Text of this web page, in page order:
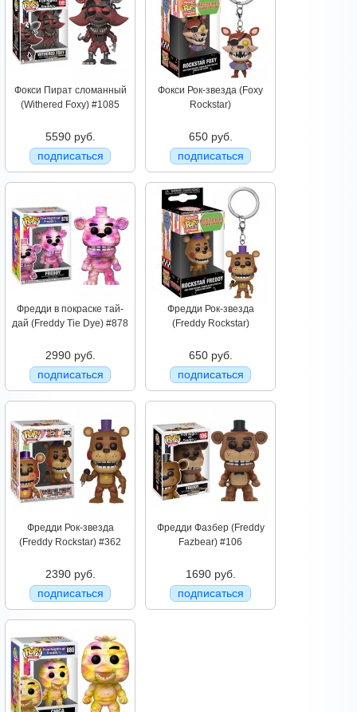
Фокси Пират сломанный
(Withered Foxy) #1085
5590 руб.
подписаться
Фокси Рок-звезда (Foxy
Rockstar)
650 руб.
подписаться
Фредди в покраске тай-
дай (Freddy Tie Dye) #878
2990 руб.
подписаться
Фредди Рок-звезда
(Freddy Rockstar)
650 руб.
подписаться
Фредди Рок-звезда
(Freddy Rockstar) #362
2390 руб.
подписаться
Фредди Фазбер (Freddy
Fazbear) #106
1690 руб.
подписаться